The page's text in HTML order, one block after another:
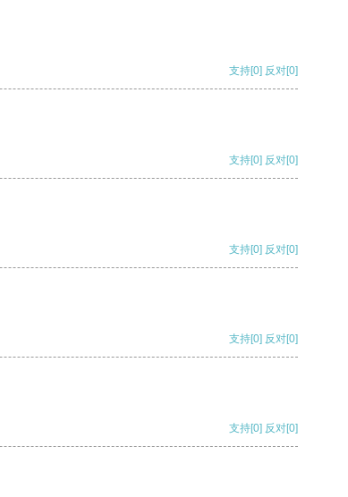
支持[0] 反对[0]
支持[0] 反对[0]
支持[0] 反对[0]
支持[0] 反对[0]
支持[0] 反对[0]